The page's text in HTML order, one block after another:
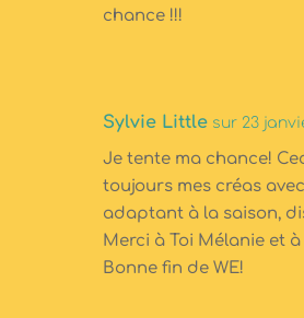
chance !!!
Sylvie Little sur 23
Je tente ma chance!
toujours mes créas
adaptant à la saison,
Merci à Toi Mélanie et
Bonne fin de WE!